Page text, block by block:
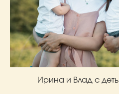
Ирина и Влад с